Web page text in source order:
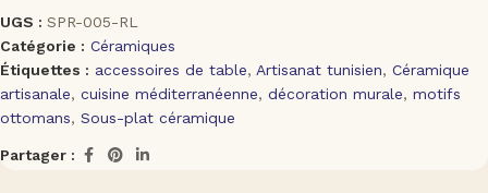
UGS : SPR-005-RL
Catégorie : Céramiques
Étiquettes : accessoires de table, Artisanat tunisien, Céramique
artisanale, cuisine méditerranéenne, décoration murale, motifs
ottomans, Sous-plat céramique
Partager :